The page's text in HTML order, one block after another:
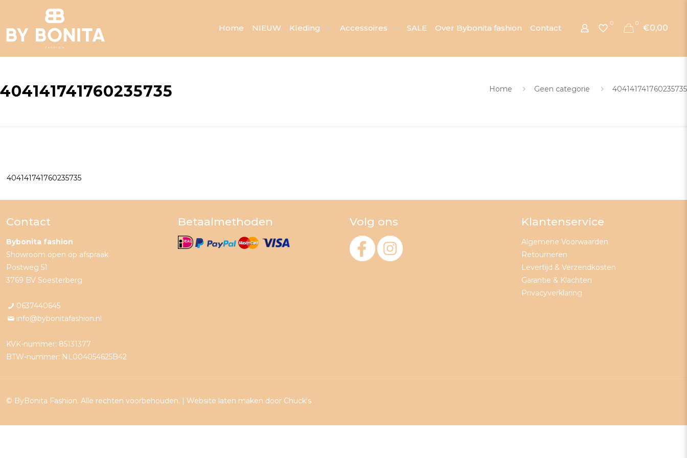
Home NIEUW Kleding Accessoires SALE Over Bybonita fashion Contact 0 0 €0,00
404141741760235735 Home Geen categorie 404141741760235735
404141741760235735
Contact
Bybonita fashion
Showroom open op afspraak
Postweg 51
3769 BV Soesterberg
0637440645
info@bybonitafashion.nl
KVK-nummer: 85131377
BTW-nummer: NL004054625B42
Betaalmethoden Volg ons Klantenservice
Algemene Voorwaarden
Retourneren
Levertijd & Verzendkosten
Garantie & Klachten
Privacyverklaring
© ByBonita Fashion. Alle rechten voorbehouden. | Website laten maken door Chuck's